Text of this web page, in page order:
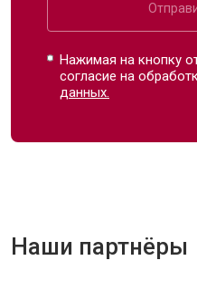
Нажимая на кнопку
согласие на
данных.
Наши партнёры